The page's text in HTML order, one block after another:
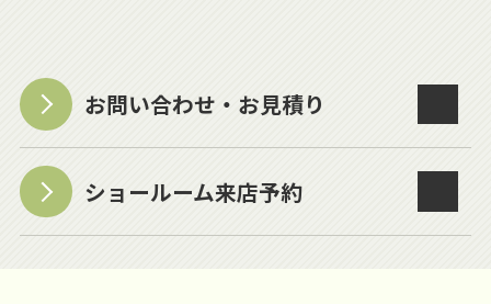
お問い合わせ・お見積り
ショールーム来店予約